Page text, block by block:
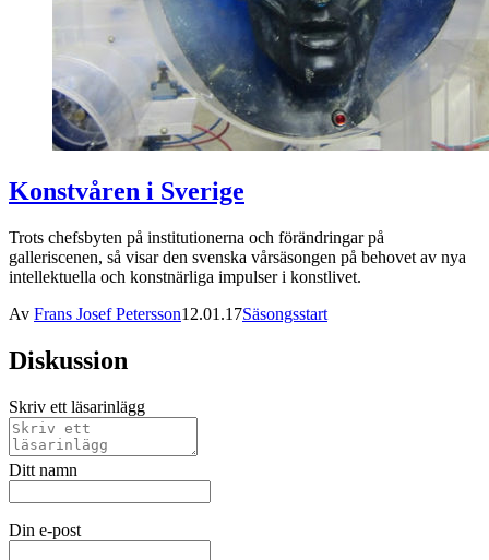
Konstvåren i Sverige
Trots chefsbyten på institutionerna och förändringar på
galleriscenen, så visar den svenska vårsäsongen på behovet av nya
intellektuella och konstnärliga impulser i konstlivet.
Av Frans Josef Petersson12.01.17Säsongsstart
Diskussion
Skriv ett läsarinlägg
Ditt namn
Din e-post